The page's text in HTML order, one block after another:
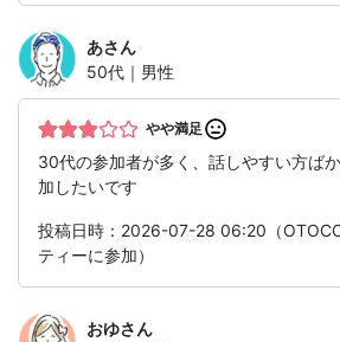
あさん
50代｜男性
やや満足
30代の参加者が多く、話しやすい方ば
加したいです
投稿日時：2026-07-28 06:20（
ティーに参加）
おゆさん